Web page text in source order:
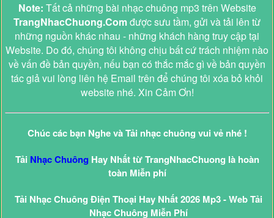
Note: Tất cả những bài nhạc chuông mp3 trên Website
TrangNhacChuong.Comđược sưu tầm, gửi và tải lên từ
những nguồn khác nhau - những khách hàng truy cập tại
Website. Do đó, chúng tôi không chịu bất cứ trách nhiệm nào
về vấn đề bản quyền, nếu bạn có thắc mắc gì về bản quyền
tác giả vui lòng liên hệ Email trên để chúng tôi xóa bỏ khỏi
website nhé. Xin Cảm Ơn!
Chúc các bạn Nghe và Tải nhạc chuông vui vẻ nhé !
Tải Nhạc Chuông Hay Nhất từ TrangNhacChuong là hoàn
toàn Miễn phí
Tải Nhạc Chuông Điện Thoại Hay Nhất 2026 Mp3 - Web Tải
Nhạc Chuông Miễn Phí